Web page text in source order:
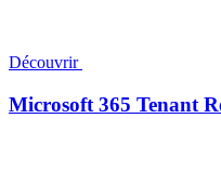
Découvrir
Microsoft 365 Tenant